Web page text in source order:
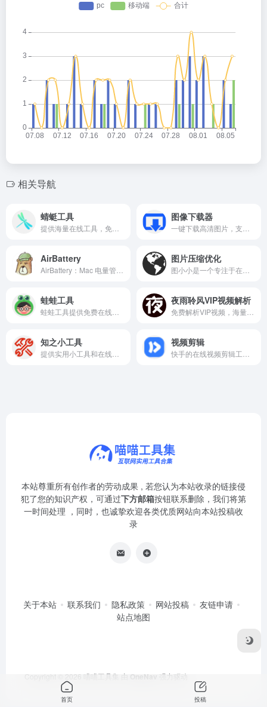
相关导航
蜻蜓工具 图像下载器
AirBattery 图片压缩优化
蛙蛙工具 夜雨聆风VIP视频解析
知之小工具 视频剪辑
本站尊重所有创作者的劳动成果 , 若您认为本站收录的链接侵
犯了您的知识产权，可通过下方邮箱按钮联系删除，我们将第
一时间处理 ，同时，也诚挚欢迎各类优质网站向本站投稿收
录
关于本站 联系我们 隐私政策 网站投稿
友链申请
站点地图
Copyright © 2026 喵喵工具集 由 OneNav 强力驱动
首页 投稿